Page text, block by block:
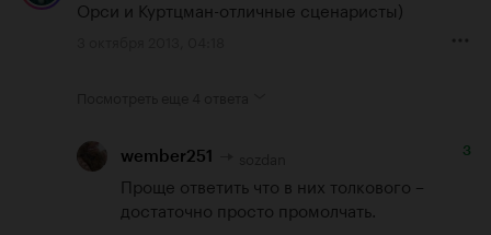
Орси и Куртцман-отличные сценаристы)
wember251 3
Проще ответить что в них толкового –
достаточно просто промолчать.